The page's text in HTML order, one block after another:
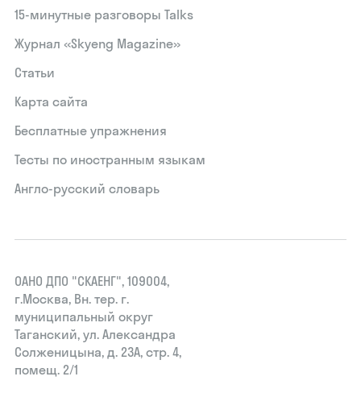
15‑минутные разговоры Talks
Журнал «Skyeng Magazine»
Статьи
Карта сайта
Бесплатные упражнения
Тесты по иностранным языкам
Англо-русский словарь
ОАНО ДПО "СКАЕНГ", 109004,
г.Москва, Вн. тер. г.
муниципальный округ
Таганский, ул. Александра
Солженицына, д. 23А, стр. 4,
помещ. 2/1